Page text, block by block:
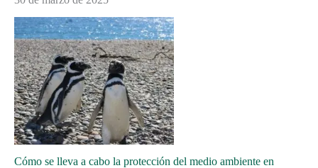
Cómo se lleva a cabo la protección del medio ambiente en